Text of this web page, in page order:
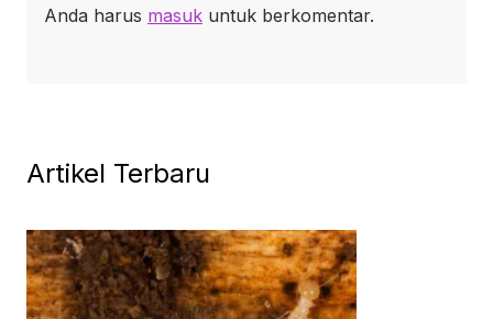
Anda harus masuk untuk berkomentar.
Artikel Terbaru